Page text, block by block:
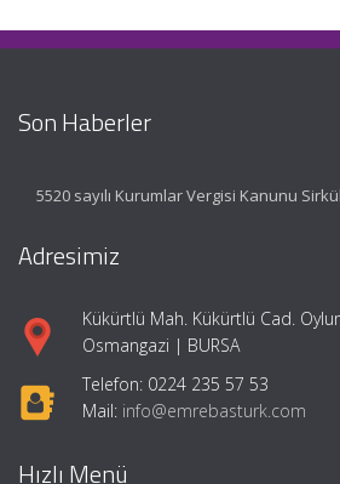
Son Haberler
5520 sayılı Kurumlar Vergisi Kanunu
Adresimiz
Kükürtlü Mah. Kükürtlü Cad.
Osmangazi | BURSA
Telefon: 0224 235 57 53
Mail: info@emrebasturk.com
Hızlı Menü